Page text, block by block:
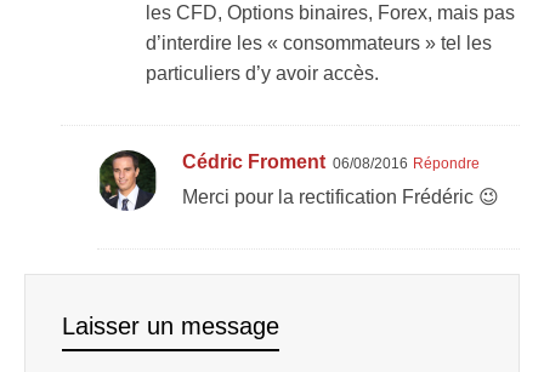
les CFD, Options binaires, Forex, mais pas
d’interdire les « consommateurs » tel les
particuliers d’y avoir accès.
Cédric Froment 06/08/2016 Répondre
Merci pour la rectification Frédéric 😉
Laisser un message